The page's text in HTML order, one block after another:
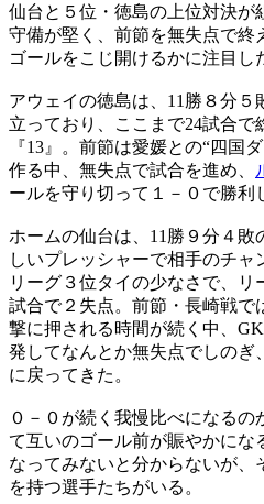
仙台と５位・徳島の上位対決が
守備が堅く、前節を無失点で終
ゴールをこじ開けるかに注目し
アウェイの徳島は、11勝８分
立っており、ここまで24試合で
『13』。前節は愛媛との“四国
作る中、無失点で試合を進め、
ールを守り切って１－０で勝利
ホームの仙台は、11勝９分４敗
しいプレッシャーで相手のチャ
リーグ３位タイの少なさで、リ
試合で２失点。前節・長崎戦で
撃に押される時間が続く中、GK
発してなんとか無失点でしのぎ
に戻ってきた。
０－０が続く我慢比べになるの
て互いのゴール前が賑やかにな
なってみないと分からないが、
を持つ選手たちがいる。